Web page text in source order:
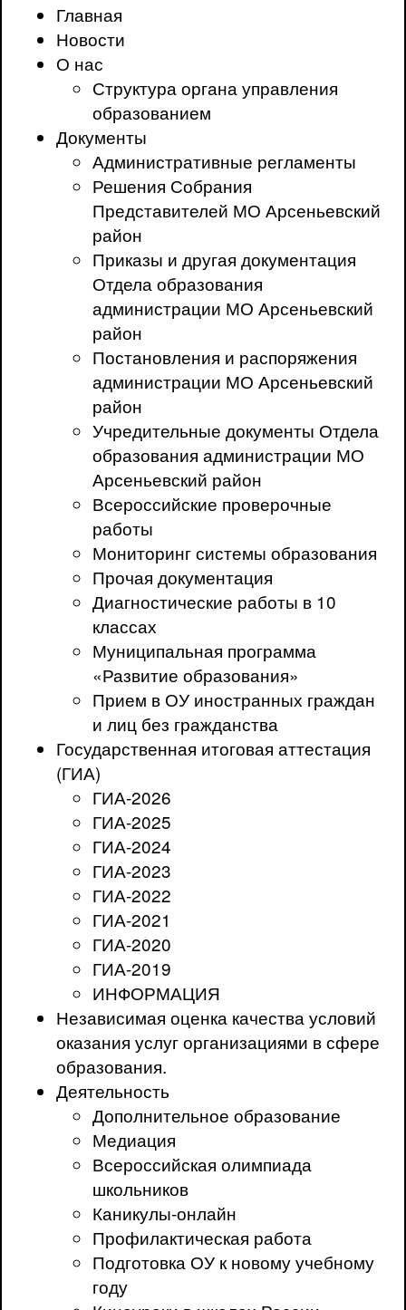
Главная
Новости
О нас
Структура органа управления
образованием
Документы
Административные регламенты
Решения Собрания
Представителей МО Арсеньевский
район
Приказы и другая документация
Отдела образования
администрации МО Арсеньевский
район
Постановления и распоряжения
администрации МО Арсеньевский
район
Учредительные документы Отдела
образования администрации МО
Арсеньевский район
Всероссийские проверочные
работы
Мониторинг системы образования
Прочая документация
Диагностические работы в 10
классах
Муниципальная программа
«Развитие образования»
Прием в ОУ иностранных граждан
и лиц без гражданства
Государственная итоговая аттестация
(ГИА)
ГИА-2026
ГИА-2025
ГИА-2024
ГИА-2023
ГИА-2022
ГИА-2021
ГИА-2020
ГИА-2019
ИНФОРМАЦИЯ
Независимая оценка качества условий
оказания услуг организациями в сфере
образования.
Деятельность
Дополнительное образование
Медиация
Всероссийская олимпиада
школьников
Каникулы-онлайн
Профилактическая работа
Подготовка ОУ к новому учебному
году